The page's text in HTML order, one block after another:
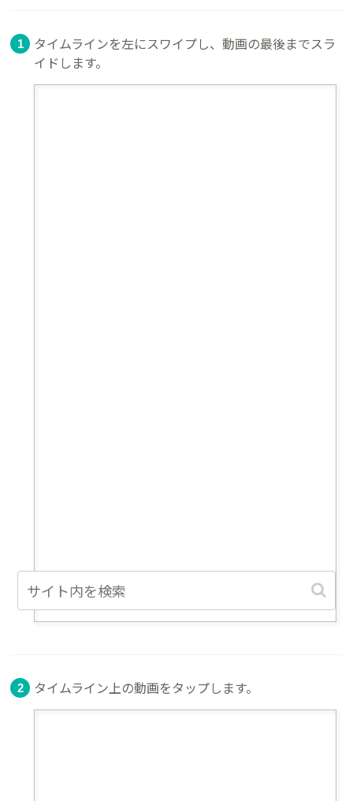
タイムラインを左にスワイプし、動画の最後までスラ
イドします。
タイムライン上の動画をタップします。